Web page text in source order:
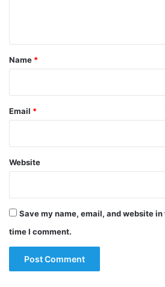
*
Name *
Email *
Website
Save my name, email, and website
time I comment.